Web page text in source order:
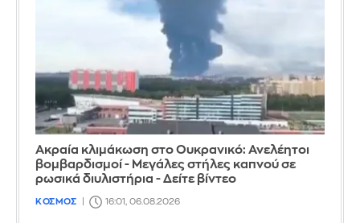
Ακραία κλιμάκωση στο Ουκρανικό: Ανελέητοι
βομβαρδισμοί - Μεγάλες στήλες καπνού σε
ρωσικά διυλιστήρια - Δείτε βίντεο
ΚΟΣΜΟΣ 16:01, 06.08.2026